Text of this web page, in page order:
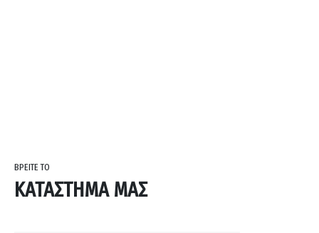
ΒΡΕΙΤΕ ΤΟ
ΚΑΤΑΣΤΗΜΑ ΜΑΣ